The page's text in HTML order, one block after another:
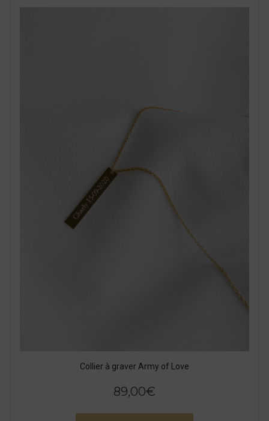
Collier à graver Army of Love
89,00€